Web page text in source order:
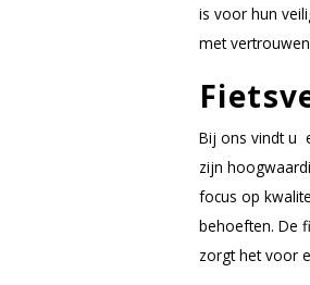
is voor hun
met
Bij ons vindt u
zijn
focus op
behoeften. De
zorgt het voor